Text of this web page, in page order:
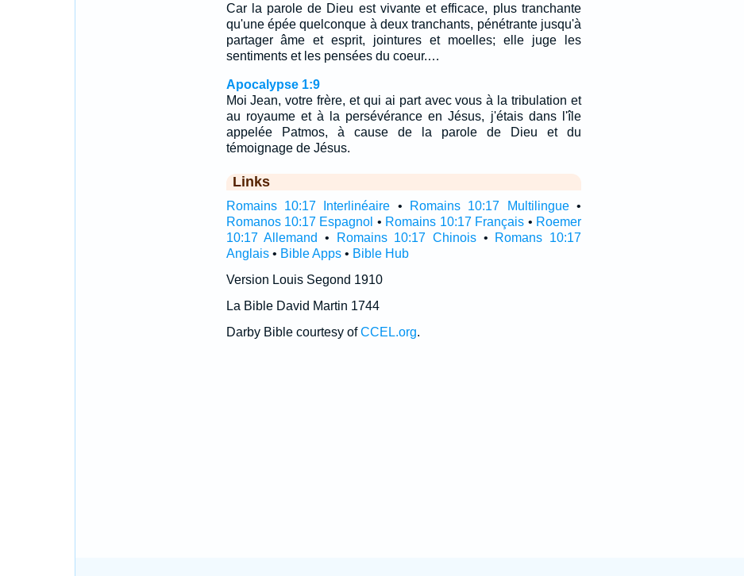
Car la parole de Dieu est vivante et efficace, plus tranchante
qu'une épée quelconque à deux tranchants, pénétrante jusqu'à
partager âme et esprit, jointures et moelles; elle juge les
sentiments et les pensées du coeur.…
Apocalypse 1:9
Moi Jean, votre frère, et qui ai part avec vous à la tribulation et
au royaume et à la persévérance en Jésus, j'étais dans l'île
appelée Patmos, à cause de la parole de Dieu et du
témoignage de Jésus.
Links
Romains 10:17 Interlinéaire • Romains 10:17 Multilingue•
Romanos 10:17 Espagnol • Romains 10:17 Français • Roemer
10:17 Allemand
• Romains 10:17 Chinois•
Romans 10:17
Anglais• Bible Apps• Bible Hub
Version Louis Segond 1910
La Bible David Martin 1744
Darby Bible courtesy ofCCEL.org.